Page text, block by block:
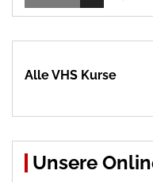
Alle VHS Kurse
Unsere